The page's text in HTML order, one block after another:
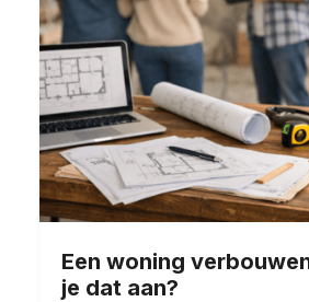
Een woning
je dat aan?